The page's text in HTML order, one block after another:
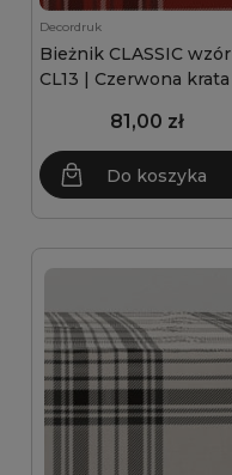
Decordruk
Bieżnik CLASSIC wzór
CL13 | Czerwona krata
81,00 zł
Do koszyka